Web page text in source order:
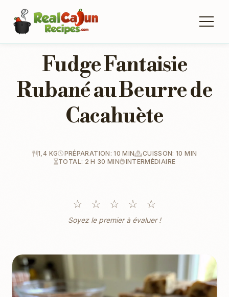
Fudge Fantaisie
Rubané au Beurre de
Cacahuète
1,4 KG PRÉPARATION: 10 MIN
CUISSON: 10 MIN
TOTAL: 2 H 30 MIN
INTERMÉDIAIRE
☆ ☆ ☆ ☆ ☆
Soyez le premier à évaluer !